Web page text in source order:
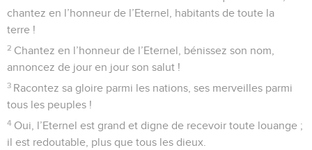
chantez en l’honneur de l’Eternel, habitants de toute la
terre !
2 Chantez en l’honneur de l’Eternel, bénissez son nom,
annoncez de jour en jour son salut !
3 Racontez sa gloire parmi les nations, ses merveilles parmi
tous les peuples !
4 Oui, l’Eternel est grand et digne de recevoir toute louange ;
il est redoutable, plus que tous les dieux.